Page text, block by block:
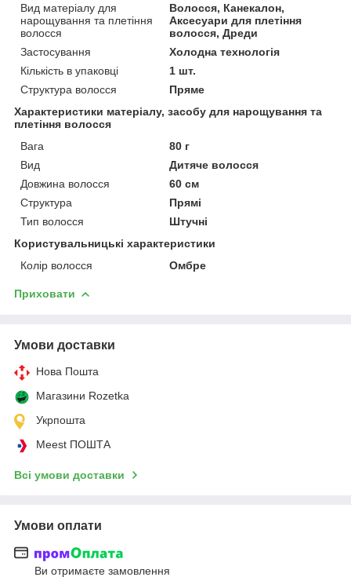
Вид матеріалу для
нарощування та плетіння
волосся
Волосся, Канекалон,
Аксесуари для плетіння
волосся, Дреди
Застосування
Холодна технологія
Кількість в упаковці
1 шт.
Структура волосся
Пряме
Характеристики матеріалу, засобу для нарощування та
плетіння волосся
Вага
80 г
Вид
Дитяче волосся
Довжина волосся
60 см
Структура
Прямі
Тип волосся
Штучні
Користувальницькі характеристики
Колір волосся
Омбре
Приховати
Умови доставки
Нова Пошта
Магазини Rozetka
Укрпошта
Meest ПОШТА
Всі умови доставки
Умови оплати
Ви отримаєте замовлення